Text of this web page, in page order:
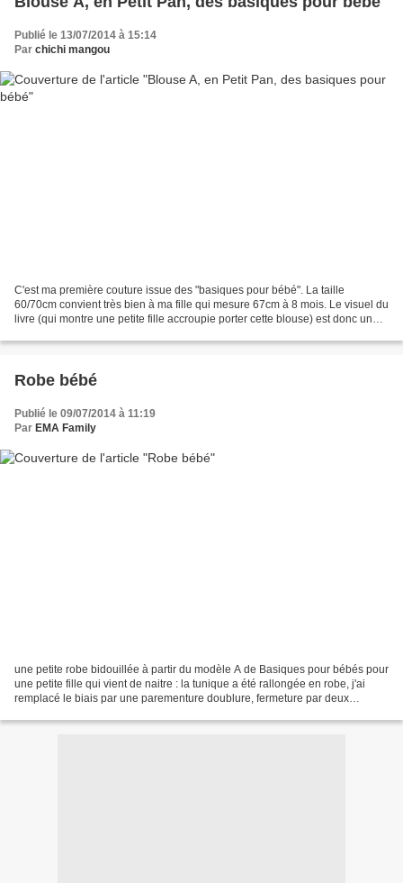
Publié le 13/07/2014 à 15:14
Par chichi mangou
C'est ma première couture issue des "basiques pour bébé". La taille
60/70cm convient très bien à ma fille qui mesure 67cm à 8 mois. Le visuel du
livre (qui montre une petite fille accroupie porter cette blouse) est donc un
Robe bébé
Publié le 09/07/2014 à 11:19
Par EMA Family
une petite robe bidouillée à partir du modèle A de Basiques pour bébés pour
une petite fille qui vient de naitre : la tunique a été rallongée en robe, j'ai
remplacé le biais par une parementure doublure, fermeture par deux